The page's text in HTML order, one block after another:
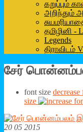
கறுப்பும்
அறிந்தும்
தமிழினி -
Legends
திராவிடம்
சேர்
font size
size
20 05 2015